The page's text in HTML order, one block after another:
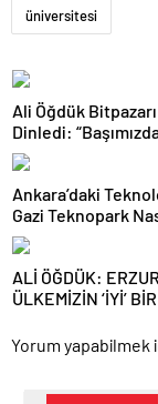
üniversitesi
Ali Öğdük Bitpazarı
Dinledi:
Her Daim Bizim
Ankara’daki
Gazi Teknopark
Büyüyor? Burcu
Yeni Hedefleri
ALİ ÖĞDÜK:
ÜLKEMİZİN ‘İYİ’
Yorum yapabilmek